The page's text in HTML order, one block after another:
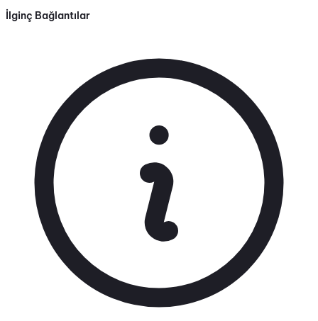
İlginç Bağlantılar